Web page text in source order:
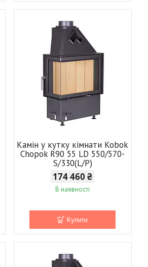
Камін у кутку кімнати Kobok
Chopok R90 55 LD 550/570-
S/330(L/P)
174 460 ₴
В наявності
Купити